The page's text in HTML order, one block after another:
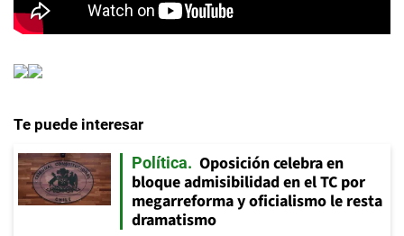
Te puede interesar
Política
Oposición celebra en
bloque admisibilidad en el TC por
megarreforma y oficialismo le resta
dramatismo